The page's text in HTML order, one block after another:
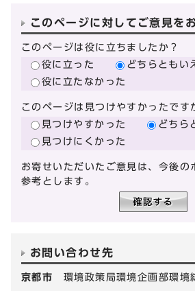
このページに対してご意見を
このページは役に立ちましたか？
役に立った
どちらともい
役に立たなかった
このページは見つけやすかったです
見つけやすかった
どちら
見つけにくかった
お寄せいただいたご意見は、今後の
参考とします。
お問い合わせ先
京都市 環境政策局環境企画部環境